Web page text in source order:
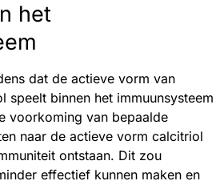
het
dat de actieve vorm van
speelt binnen het immuunsysteem
voorkoming van bepaalde
naar de actieve vorm calcitriol
ontstaan. Dit zou
effectief kunnen maken en